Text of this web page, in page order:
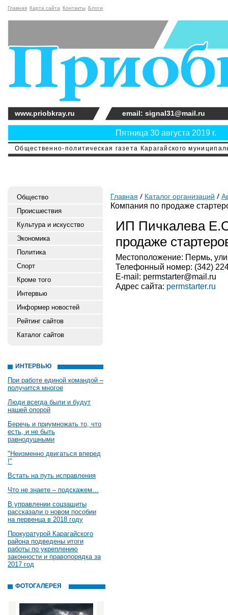
Главная Карта сайта Контакты Блоги
Общественно-политическая газета Карагайского
Пятница 30 августа 2019 г.
www.priobkray.ru email: signal31@mail.ru
Общество
Происшествия
Культура и искусство
Экономика
Политика
Спорт
Кроме того
Интервью
Информер новостей
Рейтинг сайтов
Каталог сайтов
ИНТЕРВЬЮ
При работе единой командой –
получится многое
Люди всегда были и будут
нашей опорой
Беречь и приумножать то, что
есть, и не быть
равнодушными
"Неизменно двигаться вперед
!"
Встать на путь исправления
Что не знаете – подскажем…
В управлении соцзащиты
рассказали о новом пособии
на первенца в 2018 году
Прокуратурой Карагайского
района подведены итоги
работы по укреплению
законности и правопорядка за
2017 год
ФОТОГАЛЕРЕЯ
Главная Каталог организаций
Компания по продаже
ИП Пичкалева
продаже
Местоположение: Пермь,
Телефонный номер: (342)
E-mail: permstarter@mail.ru
Адрес сайта: permstarter.ru